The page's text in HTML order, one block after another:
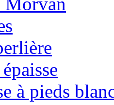
à pieds